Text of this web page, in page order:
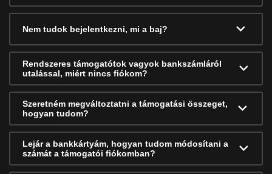
Nem tudok bejelentkezni, mi a baj?
Rendszeres támogatótok vagyok bankszámláról
utalással, miért nincs fiókom?
Szeretném megváltoztatni a támogatási összeget,
hogyan tudom?
Lejár a bankkártyám, hogyan tudom módosítani a
számát a támogatói fiókomban?